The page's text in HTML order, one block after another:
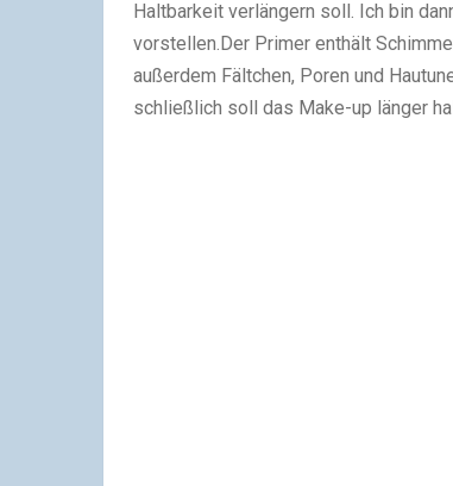
Haltbarkeit verlängern soll. Ich bin
vorstellen.Der Primer enthält
außerdem Fältchen, Poren und
schließlich soll das Make-up länger